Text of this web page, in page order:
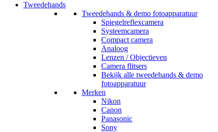
Tweedehands
Tweedehands & demo fotoapparatuur
Spiegelreflexcamera
Systeemcamera
Compact camera
Analoog
Lenzen / Objectieven
Camera flitsers
Bekijk alle tweedehands & demo
fotoapparatuur
Merken
Nikon
Canon
Panasonic
Sony